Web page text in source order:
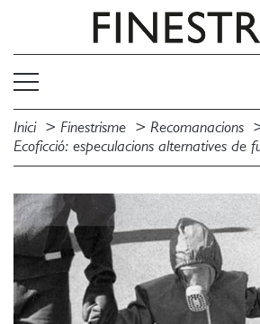
Inici Finestrisme
Recomanacions
Ecoficció: especulacions alternatives de